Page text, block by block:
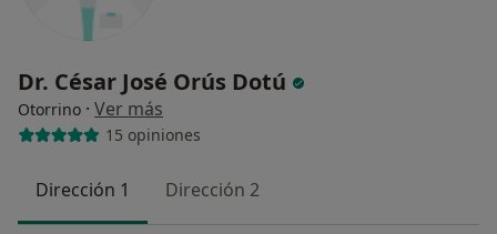
Dr. César José Orús Dotú
Otorrino · Ver más
15 opiniones
Dirección 1 Dirección 2